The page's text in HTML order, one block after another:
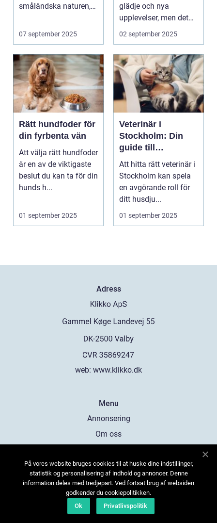
småländska naturen,
07 september 2025
glädje och nya
upplevelser, men det
st&aum...
02 september 2025
Rätt hundfoder för
din fyrbenta vän
Att välja rätt hundfoder
är en av de viktigaste
beslut du kan ta för din
hunds h...
01 september 2025
Veterinär i
Stockholm: Din
guide till
djursjukvård i
huvudstaden
Att hitta rätt veterinär i
Stockholm kan spela
en avgörande roll för
ditt husdju...
01 september 2025
Adress
web: www.klikko.dk
Menu
Annonsering
Om oss
Kontakta oss
Sitemap
På vores website bruges cookies til at huske dine indstillinger,
statistik og personalisering af indhold og annoncer. Denne
information deles med tredjepart. Ved fortsat brug af websiden
godkender du cookiepolitikken.
Ok
Privatlivspolitik